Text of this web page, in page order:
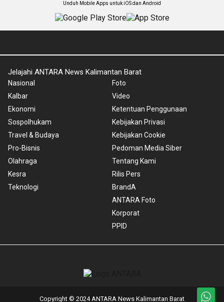
Unduh Mobile Apps untuk iOS dan Android
Jelajahi ANTARA News Kalimantan Barat
Nasional
Kalbar
Ekonomi
Sospolhukam
Travel & Budaya
Pro-Bisnis
Olahraga
Kesra
Teknologi
Foto
Video
Ketentuan Penggunaan
Kebijakan Privasi
Kebijakan Cookie
Pedoman Media Siber
Tentang Kami
Rilis Pers
BrandA
ANTARA Foto
Korporat
PPID
Copyright © 2024 ANTARA News Kalimantan Barat